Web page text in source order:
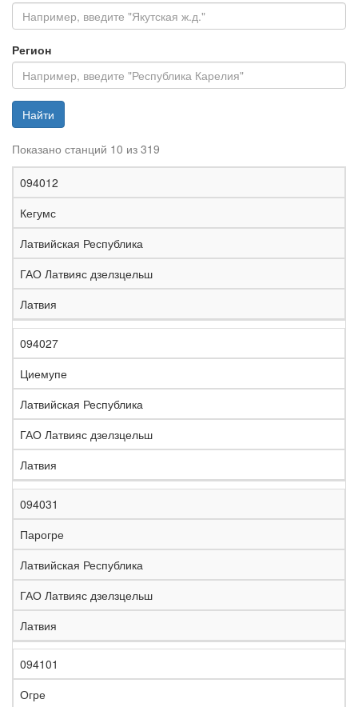
Регион
Найти
Показано станций 10 из 319
К
о
д
Н
а
з
в
а
н
и
е
т
а
н
а
е
е
з
н
а
я
о
о
а
е
и
н
094012
Кегумс
Латвийская Республика
ГАО Латвияс дзелзцельш
Латвия
094027
Циемупе
Латвийская Республика
ГАО Латвияс дзелзцельш
Латвия
094031
Парогре
Латвийская Республика
ГАО Латвияс дзелзцельш
Латвия
094101
Огре